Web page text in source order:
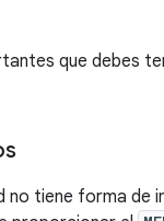
que debes
tiene forma de